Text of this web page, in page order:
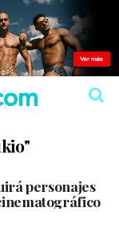
personajes